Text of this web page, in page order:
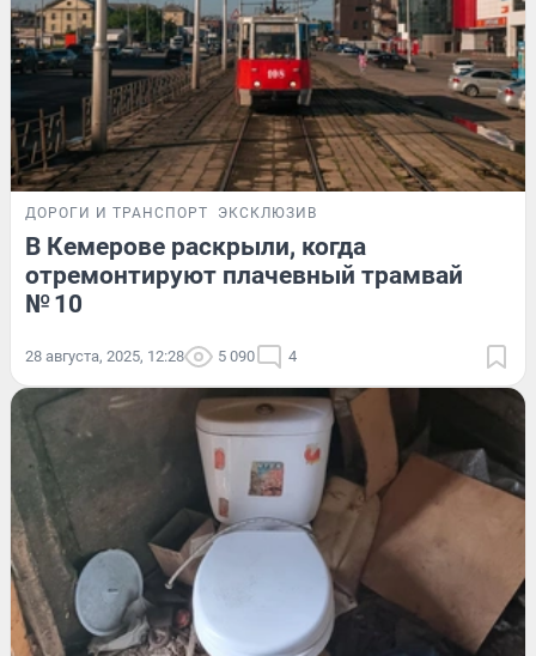
ДОРОГИ И ТРАНСПОРТ ЭКСКЛЮЗИВ
В Кемерове раскрыли, когда
отремонтируют плачевный трамвай
№ 10
28 августа, 2025, 12:28 5 090 4